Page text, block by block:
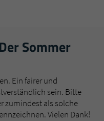
Sommer
Ein fairer und
sein. Bitte
zumindest als solche
Vielen Dank!